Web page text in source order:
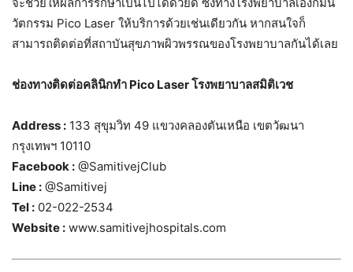
วัตกรรม Pico Laser ให้บริการด้วยเช่นเดียวกัน หากสนใจก็
สามารถติดต่อที่สถาบันสุขภาพผิวพรรณของโรงพยาบาลกันได้เลย
ช่องทางติดต่อคลินิกทำ Pico Laser โรงพยาบาลสมิติเวช
Address : 133 สุขุมวิท 49 แขวงคลองตันเหนือ เขตวัฒนา
กรุงเทพฯ 10110
Facebook : @SamitivejClub
Line : @Samitivej
Tel : 02-022-2534
Website : www.samitivejhospitals.com